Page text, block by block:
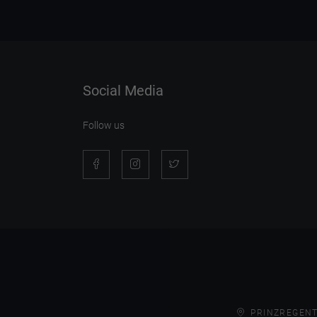
Social Media
Follow us